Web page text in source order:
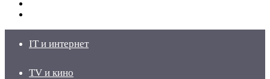
IT и интернет
TV и кино